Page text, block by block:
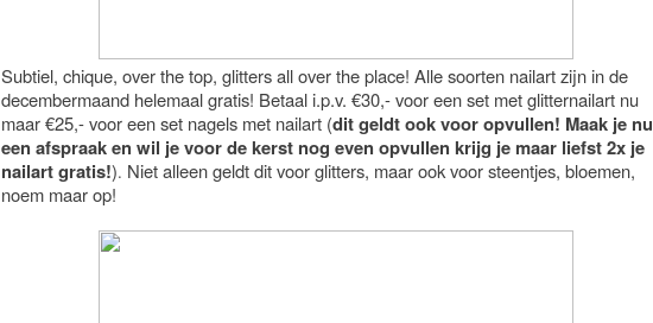
Subtiel, chique, over the top, glitters all over the place! Alle soorten nailart zijn in de
decembermaand helemaal gratis! Betaal i.p.v. €30,- voor een set met glitternailart nu
maar €25,- voor een set nagels met nailart (dit geldt ook voor opvullen! Maak je nu
een afspraak en wil je voor de kerst nog even opvullen krijg je maar liefst 2x je
nailart gratis!). Niet alleen geldt dit voor glitters, maar ook voor steentjes, bloemen,
noem maar op!